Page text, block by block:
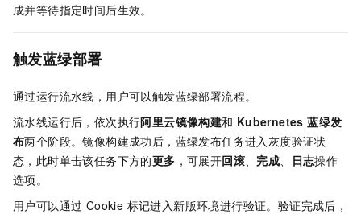
成并等待指定时间后生效。
触发蓝绿部署
通过运行流水线，用户可以触发蓝绿部署流程。
流水线运行后，依次执行阿里云镜像构建和 Kubernetes 蓝绿发
布两个阶段。镜像构建成功后，蓝绿发布任务进入灰度验证状
态，此时单击该任务下方的更多 ，可展开回滚 完成 日志操作
选项。
用户可以通过 Cookie 标记进入新版环境进行验证。验证完成后，